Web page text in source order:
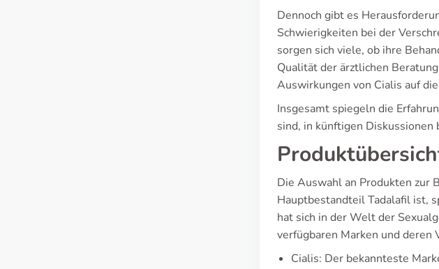
Dennoch gibt es
Schwierigkeiten bei der
sorgen sich viele, ob ihre
Qualität der ärztlichen
Auswirkungen von Cialis auf
Insgesamt spiegeln die
sind, in künftigen Diskussionen
Die Auswahl an Produkten zur
Hauptbestandteil Tadalafil ist,
hat sich in der Welt der
verfügbaren Marken und deren
Cialis: Der bekannteste